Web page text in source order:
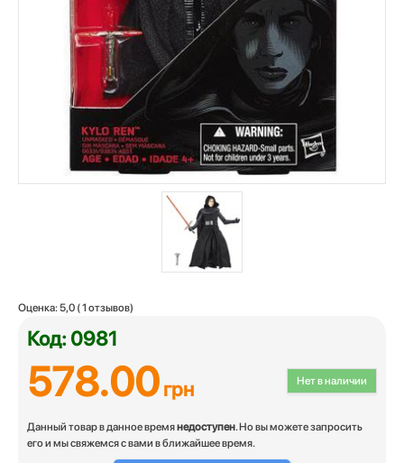
Оценка: 5,0 (1 отзывов)
Код: 0981
Нет в наличии
578.00грн
Данный товар в данное времянедоступен. Но вы можете запросить
его и мы свяжемся с вами в ближайшее время.